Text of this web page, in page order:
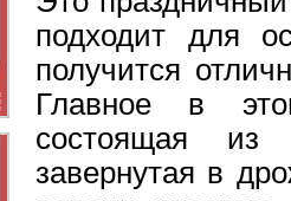
подходит для
получится
Главное в
состоящая
завернутая в